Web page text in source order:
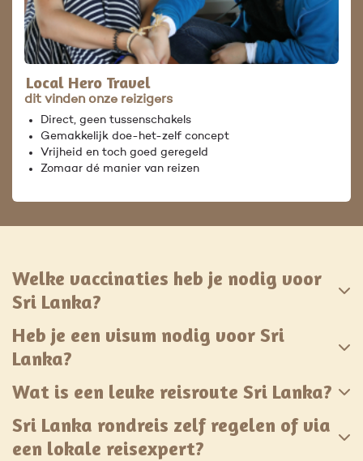
Welke vaccinaties heb je nodig voor
Sri Lanka?
Heb je een visum nodig voor Sri
Lanka?
Wat is een leuke reisroute Sri Lanka?
Sri Lanka rondreis zelf regelen of via
een lokale reisexpert?
Local Hero Travel
dit vinden onze reizigers
Direct, geen tussenschakels
Gemakkelijk doe-het-zelf concept
Vrijheid en toch goed geregeld
Zomaar dé manier van reizen